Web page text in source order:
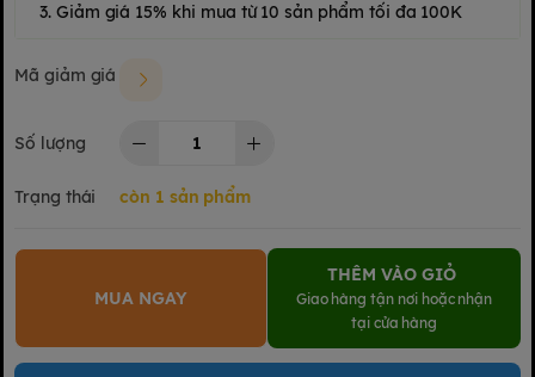
3. Giảm giá 15% khi mua từ 10 sản phẩm tối đa 100K
Mã giảm giá
Số lượng
Trạng thái còn 1 sản phẩm
MUA NGAY
THÊM VÀO GIỎ
Giao hàng tận nơi hoặc nhận
tại cửa hàng